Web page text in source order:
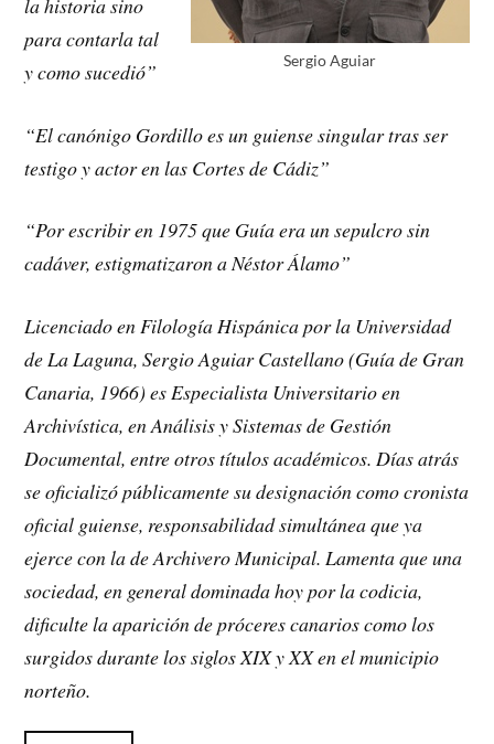
Sergio Aguiar
la historia sino
para contarla tal
y como sucedió”
“El canónigo Gordillo es un guiense singular tras ser
testigo y actor en las Cortes de Cádiz”
“Por escribir en 1975 que Guía era un sepulcro sin
cadáver, estigmatizaron a Néstor Álamo”
Licenciado en Filología Hispánica por la Universidad
de La Laguna, Sergio Aguiar Castellano (Guía de Gran
Canaria, 1966) es Especialista Universitario en
Archivística, en Análisis y Sistemas de Gestión
Documental, entre otros títulos académicos. Días atrás
se oficializó públicamente su designación como cronista
oficial guiense, responsabilidad simultánea que ya
ejerce con la de Archivero Municipal. Lamenta que una
sociedad, en general dominada hoy por la codicia,
dificulte la aparición de próceres canarios como los
surgidos durante los siglos XIX y XX en el municipio
norteño.